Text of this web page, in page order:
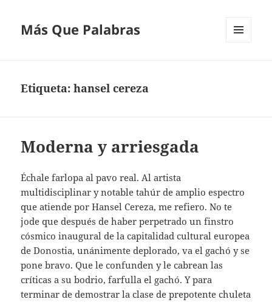
Más Que Palabras
Etiqueta:hansel cereza
Moderna y arriesgada
Échale farlopa al pavo real. Al artista
multidisciplinar y notable tahúr de amplio espectro
que atiende por Hansel Cereza, me refiero. No te
jode que después de haber perpetrado un finstro
cósmico inaugural de la capitalidad cultural europea
de Donostia, unánimente deplorado, va el gachó y se
pone bravo. Que le confunden y le cabrean las
críticas a su bodrio, farfulla el gachó. Y para
terminar de demostrar la clase de prepotente chuleta